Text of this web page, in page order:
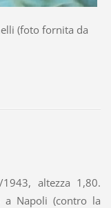
(foto fornita da
altezza 1,80.
Napoli (contro la